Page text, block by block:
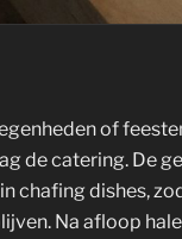
of
de catering. De
chafing dishes,
Na afloop